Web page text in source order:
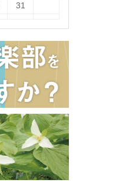
31